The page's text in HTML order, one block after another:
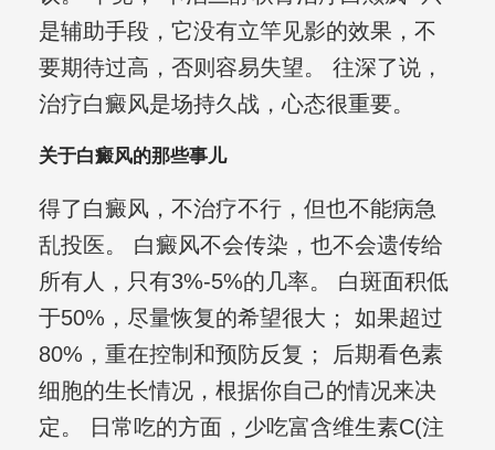
是辅助手段，它没有立竿见影的效果，不
要期待过高，否则容易失望。 往深了说，
治疗白癜风是场持久战，心态很重要。
关于白癜风的那些事儿
得了白癜风，不治疗不行，但也不能病急
乱投医。 白癜风不会传染，也不会遗传给
所有人，只有3%-5%的几率。 白斑面积低
于50%，尽量恢复的希望很大； 如果超过
80%，重在控制和预防反复； 后期看色素
细胞的生长情况，根据你自己的情况来决
定。 日常吃的方面，少吃富含维生素C(注